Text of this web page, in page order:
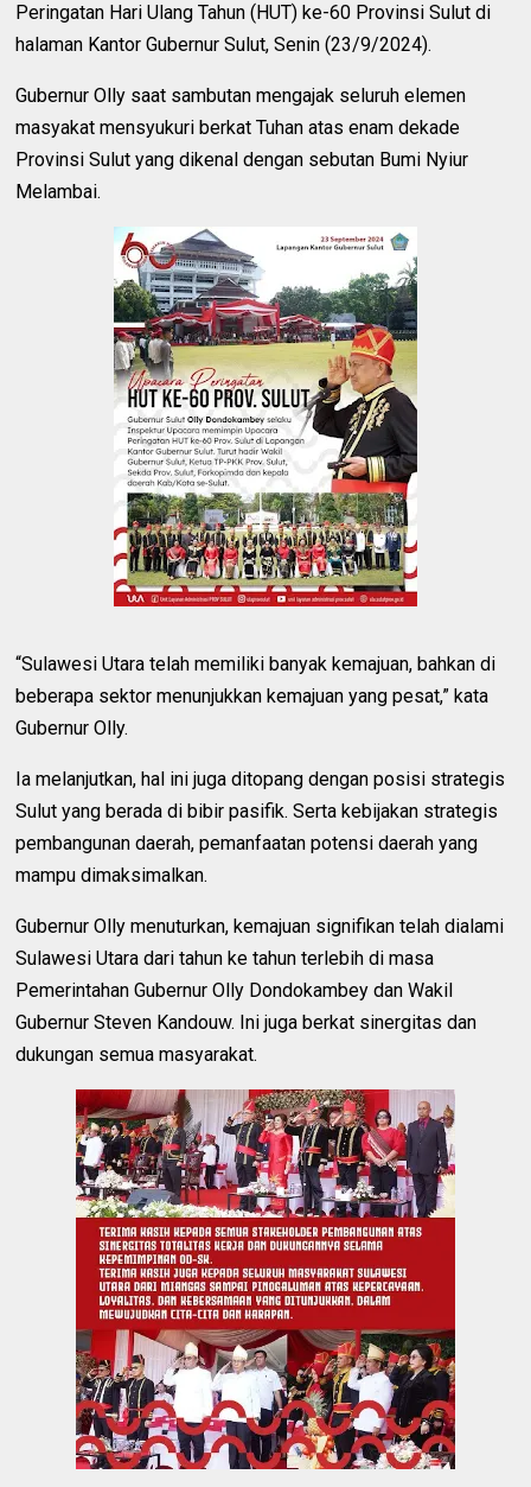
Peringatan Hari Ulang Tahun (HUT) ke-60 Provinsi Sulut di
halaman Kantor Gubernur Sulut, Senin (23/9/2024).
Gubernur Olly saat sambutan mengajak seluruh elemen
masyakat mensyukuri berkat Tuhan atas enam dekade
Provinsi Sulut yang dikenal dengan sebutan Bumi Nyiur
Melambai.
“Sulawesi Utara telah memiliki banyak kemajuan, bahkan di
beberapa sektor menunjukkan kemajuan yang pesat,” kata
Gubernur Olly.
Ia melanjutkan, hal ini juga ditopang dengan posisi strategis
Sulut yang berada di bibir pasifik. Serta kebijakan strategis
pembangunan daerah, pemanfaatan potensi daerah yang
mampu dimaksimalkan.
Gubernur Olly menuturkan, kemajuan signifikan telah dialami
Sulawesi Utara dari tahun ke tahun terlebih di masa
Pemerintahan Gubernur Olly Dondokambey dan Wakil
Gubernur Steven Kandouw. Ini juga berkat sinergitas dan
dukungan semua masyarakat.